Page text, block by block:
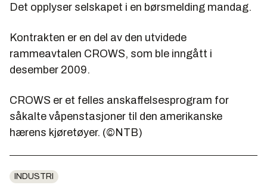
Det opplyser selskapet i en børsmelding mandag.
Kontrakten er en del av den utvidede
rammeavtalen CROWS, som ble inngått i
desember 2009.
CROWS er et felles anskaffelsesprogram for
såkalte våpenstasjoner til den amerikanske
hærens kjøretøyer. (©NTB)
INDUSTRI